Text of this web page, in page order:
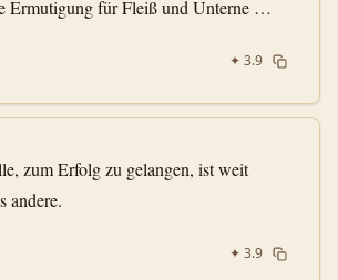
Ermutigung für Fleiß und Unterne …
✦ 3.9
zum Erfolg zu gelangen, ist weit
andere.
✦ 3.9